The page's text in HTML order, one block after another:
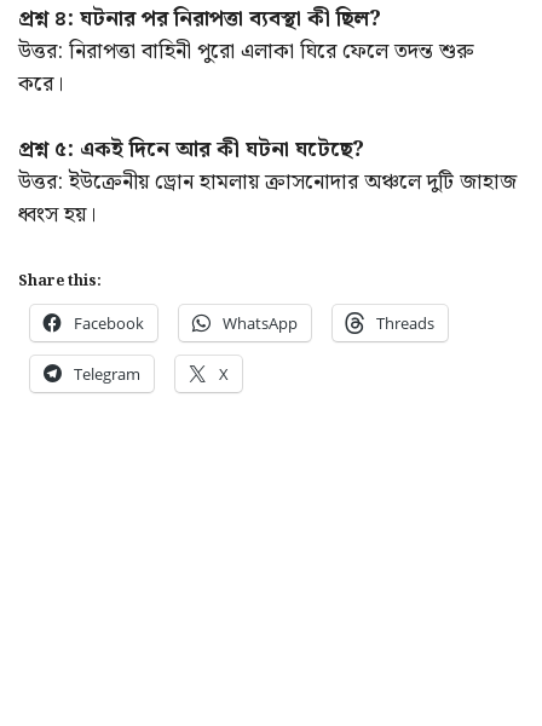
প্রশ্ন ৪: ঘটনার পর নিরাপত্তা ব্যবস্থা কী ছিল?
উত্তর: নিরাপত্তা বাহিনী পুরো এলাকা ঘিরে ফেলে তদন্ত শুরু
করে।
প্রশ্ন ৫: একই দিনে আর কী ঘটনা ঘটেছে?
উত্তর: ইউক্রেনীয় ড্রোন হামলায় ক্রাসনোদার অঞ্চলে দুটি জাহাজ
ধ্বংস হয়।
Share this:
Facebook WhatsApp Threads
Telegram X